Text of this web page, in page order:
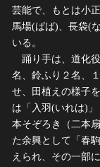
芸能で、もとは小
馬場(ばば)、長袋(
いる。
踊り手は、道化
名、鈴ふり２名、
せ、田植えの様子
は「入羽(いれは)
本そぞろき（二本
た余興として「春
えられ、その一部